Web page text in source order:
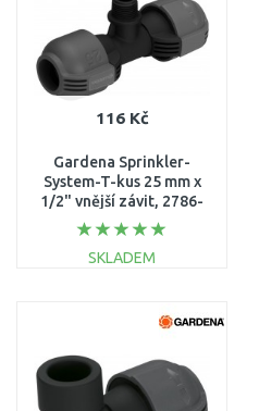
116 Kč
Gardena Sprinkler-
System-T-kus 25 mm x
1/2" vnější závit, 2786-
20
SKLADEM